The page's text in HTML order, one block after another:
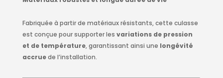
Fabriquée à partir de matériaux résistants, cette culasse
est conçue pour supporter les variations de pression
et de température, garantissant ainsi une longévité
accruede l’installation.